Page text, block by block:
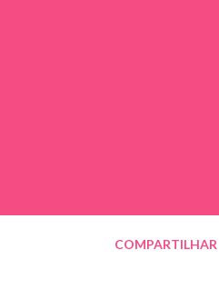
COMPARTILHAR